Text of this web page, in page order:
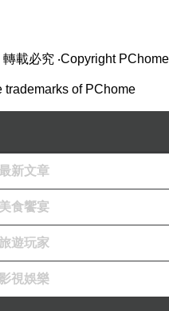
轉載必究 ‧Copyright PChome
trademarks of PChome
新文章
美食饗宴
遊玩家
視娛樂